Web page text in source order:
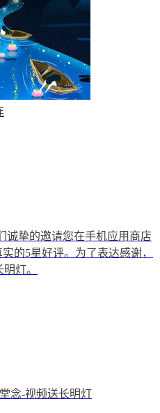
诚挚的邀请您在手机应用商店
的5星好评。为了表达感谢，
灯。
念-视频送长明灯